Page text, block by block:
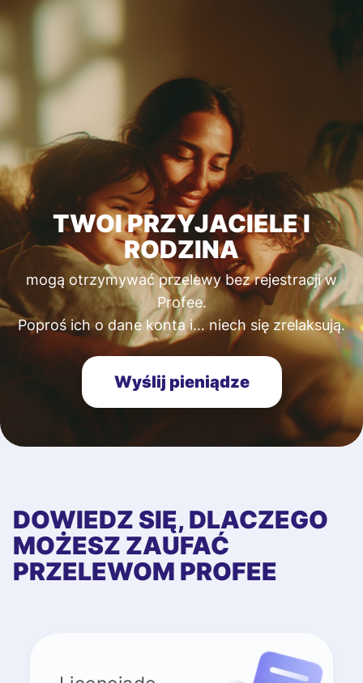
TWOI PRZYJACIELE I
RODZINA
mogą otrzymywać przelewy bez rejestracji w
Profee.
Poproś ich o dane konta i… niech się zrelaksują.
Wyślij pieniądze
DOWIEDZ SIĘ, DLACZEGO
MOŻESZ ZAUFAĆ
PRZELEWOM PROFEE